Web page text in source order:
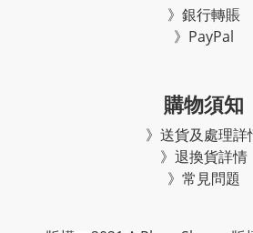
》銀行轉賬
》PayPal
購物須知
》 送貨及處理詳
》 退換貨詳情
》常見問題